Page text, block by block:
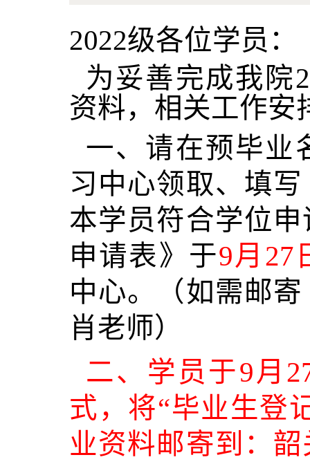
2022级各位学员：
为妥善完成我院
资料，相关工作安
一、请在预毕业
习中心领取、填
本学员符合学位
申请表》于9月27
中心。（如需邮
肖老师）
二、 学员于9月
式，将“毕业生登
业资料邮寄到： 韶